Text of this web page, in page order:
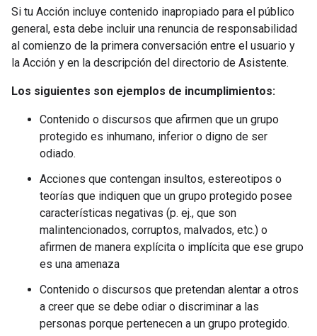
Si tu Acción incluye contenido inapropiado para el público
general, esta debe incluir una renuncia de responsabilidad
al comienzo de la primera conversación entre el usuario y
la Acción y en la descripción del directorio de Asistente.
Los siguientes son ejemplos de incumplimientos:
Contenido o discursos que afirmen que un grupo
protegido es inhumano, inferior o digno de ser
odiado.
Acciones que contengan insultos, estereotipos o
teorías que indiquen que un grupo protegido posee
características negativas (p. ej., que son
malintencionados, corruptos, malvados, etc.) o
afirmen de manera explícita o implícita que ese grupo
es una amenaza
Contenido o discursos que pretendan alentar a otros
a creer que se debe odiar o discriminar a las
personas porque pertenecen a un grupo protegido.